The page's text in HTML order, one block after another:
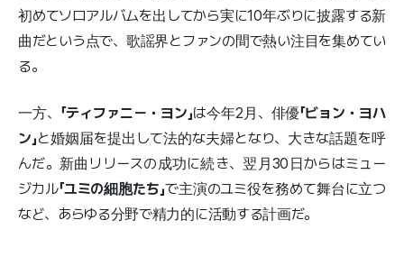
初めてソロアルバムを出してから実に10年ぶりに披露する新
曲だという点で、歌謡界とファンの間で熱い注目を集めてい
る。
一方、 「ティファニー・ヨン」は今年2月、俳優「ビョン・ヨハ
ン」と婚姻届を提出して法的な夫婦となり、大きな話題を呼
んだ。新曲リリースの成功に続き、翌月30日からはミュー
ジカル「ユミの細胞たち」で主演のユミ役を務めて舞台に立つ
など、あらゆる分野で精力的に活動する計画だ。